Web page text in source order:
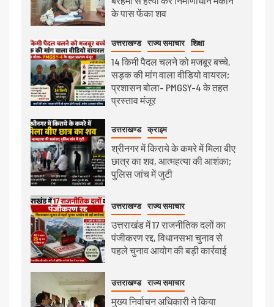
के पास फेंका शव
उत्तराखण्ड राज्य समाचार शिक्षा
14 किमी पैदल चलने को मजबूर बच्चे,
सड़क की मांग वाला वीडियो वायरल;
प्रशासन बोला- PMGSY-4 के तहत
प्रस्ताव मंजूर
उत्तराखण्ड क्राइम
श्रीनगर में किराये के कमरे में मिला बीए
छात्र का शव, आत्महत्या की आशंका;
पुलिस जांच में जुटी
उत्तराखण्ड राज्य समाचार
उत्तराखंड में 17 राजनीतिक दलों का
पंजीकरण रद्द, विधानसभा चुनाव से
पहले चुनाव आयोग की बड़ी कार्रवाई
उत्तराखण्ड राज्य समाचार
मुख्य निर्वाचन अधिकारी ने किया